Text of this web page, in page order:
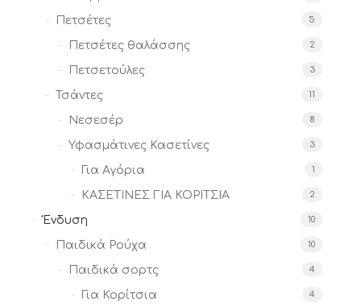
Πετσέτες 5
Πετσέτες θαλάσσης 2
Πετσετούλες 3
Τσάντες 11
Νεσεσέρ 8
Υφασμάτινες Κασετίνες 3
Για Αγόρια 1
ΚΑΣΕΤΙΝΕΣ ΓΙΑ ΚΟΡΙΤΣΙΑ 2
Ένδυση 10
Παιδικά Ρούχα 10
Παιδικά σορτς 4
Για Κορίτσια 4